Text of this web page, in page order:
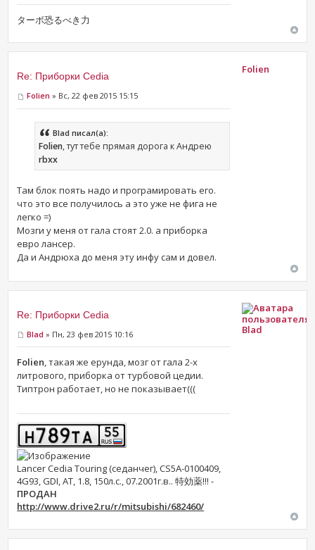
ターボ恐るべき力
Re: Приборки Cedia
Folien » Вс, 22 фев 2015 15:15
Blad писал(а):
Folien, тут тебе прямая дорога к Андрею
rbxx
Там блок поять надо и програмировать его.
что это все получилось а это уже не фига не
легко =)
Мозги у меня от гала стоят 2.0. а приборка
евро лансер.
Да и Андрюха до меня эту инфу сам и довел.
Folien
Re: Приборки Cedia
Blad » Пн, 23 фев 2015 10:16
Folien, такая же ерунда, мозг от гала 2-х
литрового, приборка от турбовой цедии.
Типтрон работает, но не показывает(((
Lancer Cedia Touring (седанчег), CS5A-0100409,
4G93, GDI, AT, 1.8, 150л.с., 07.2001г.в.. 特効薬!!! -
ПРОДАН
http://www.drive2.ru/r/mitsubishi/682460/
Blad